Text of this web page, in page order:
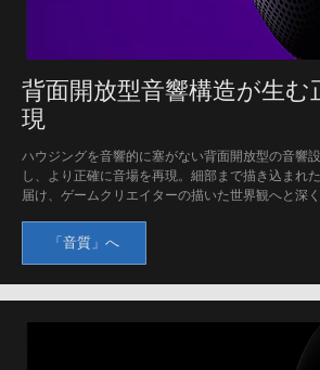
背面開放型音響構造が生む
現
ハウジングを音響的に塞がない背面開放型の音響
し、より正確に音場を再現。細部まで描き込まれ
届け、ゲームクリエイターの描いた世界観へと深く
「音質」へ